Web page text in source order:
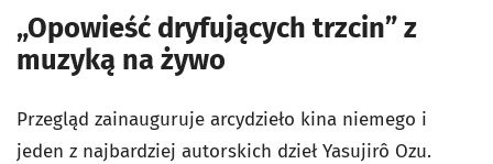
„Opowieść dryfujących trzcin” z
muzyką na żywo
Przegląd zainauguruje arcydzieło kina niemego i
jeden z najbardziej autorskich dzieł Yasujirô Ozu.